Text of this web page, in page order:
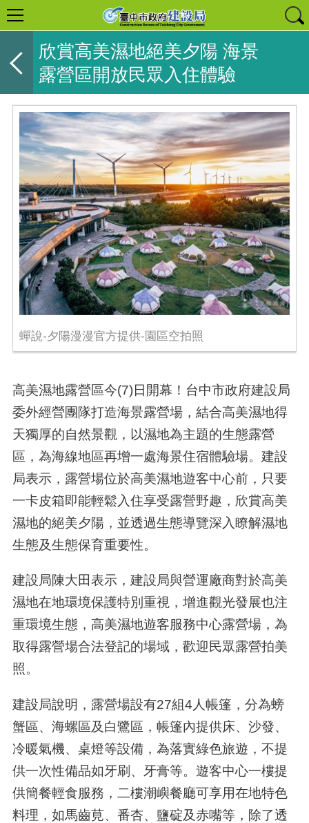
欣賞高美濕地絕美夕陽 海景
露營區開放民眾入住體驗
蟬說-夕陽漫漫官方提供-園區空拍照
高美濕地露營區今(7)日開幕！台中市政府建設局
委外經營團隊打造海景露營場，結合高美濕地得
天獨厚的自然景觀，以濕地為主題的生態露營
區，為海線地區再增一處海景住宿體驗場。建設
局表示，露營場位於高美濕地遊客中心前，只要
一卡皮箱即能輕鬆入住享受露營野趣，欣賞高美
濕地的絕美夕陽，並透過生態導覽深入瞭解濕地
生態及生態保育重要性。
建設局陳大田表示，建設局與營運廠商對於高美
濕地在地環境保護特別重視，增進觀光發展也注
重環境生態，高美濕地遊客服務中心露營場，為
取得露營場合法登記的場域，歡迎民眾露營拍美
照。
建設局說明，露營場設有27組4人帳篷，分為螃
蟹區、海螺區及白鷺區，帳篷內提供床、沙發、
冷暖氣機、桌燈等設備，為落實綠色旅遊，不提
供一次性備品如牙刷、牙膏等。遊客中心一樓提
供簡餐輕食服務，二樓潮嶼餐廳可享用在地特色
料理，如馬齒莧、番杏、鹽碇及赤嘴等，除了透